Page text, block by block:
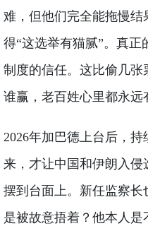
难，但他们完全能拖慢
得“这选举有猫腻”。真
制度的信任。这比偷几
谁赢，老百姓心里都永远
2026年加巴德上台后，
来，才让中国和伊朗入
摆到台面上。新任监察
是被故意捂着？他本人是